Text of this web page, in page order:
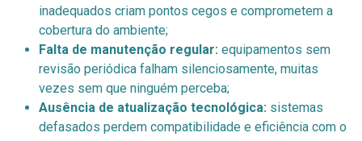
inadequados criam pontos cegos e comprometem a
cobertura do ambiente;
Falta de manutenção regular: equipamentos sem
revisão periódica falham silenciosamente, muitas
vezes sem que ninguém perceba;
Ausência de atualização tecnológica: sistemas
defasados perdem compatibilidade e eficiência com o